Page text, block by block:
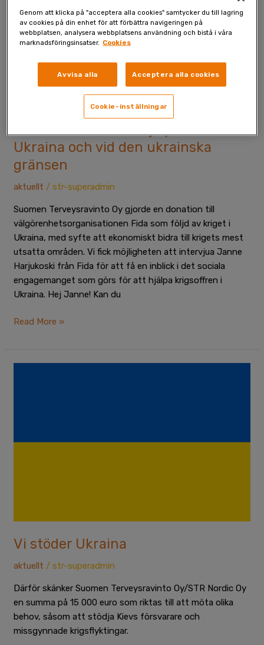
Ukraina och vid den ukrainska
gränsen
aktuellt /str-superadmin
Suomen Terveysravinto Oy gjorde en donation till
välgörenhetsorganisationen Fida som följd av kriget i
Ukraina, med syfte att ekonomiskt bidra till krigets mest
utsatta områden. Vi fick möjligheten att intervjua Janne
Harjukoski från Fida för att få en inblick i det sociala
engagemanget som görs för att hjälpa krigsoffren i
Ukraina. Hej Janne! Kan du
hjälpande
hand
Read More »
Vi stöder Ukraina
aktuellt /str-superadmin
Därför skänker Suomen Terveysravinto Oy/STR Nordic Oy
en summa på 15 000 euro som riktas till att möta olika
behov, såsom att stödja Kievs försvarare och
missgynnade krigsflyktingar.
Genom att klicka på "acceptera alla cookies" samtycker du till lagring
av cookies på din enhet för att förbättra navigeringen på
webbplatsen, analysera webbplatsens användning och bistå i våra
marknadsföringsinsatser. Cookies
Avvisa alla Acceptera alla cookies
Cookie-inställningar